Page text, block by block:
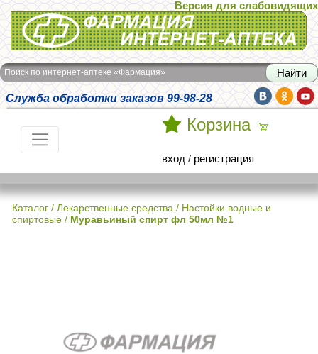
Интернет-аптека Фармация
Версия для слабовидящих
Поиск по интернет-аптеке «Фармация»
Служба обработки заказов 99-98-28
Корзина
вход / регистрация
Каталог / Лекарственные средства / Настойки водные и
спиртовые / Муравьиный спирт фл 50мл №1